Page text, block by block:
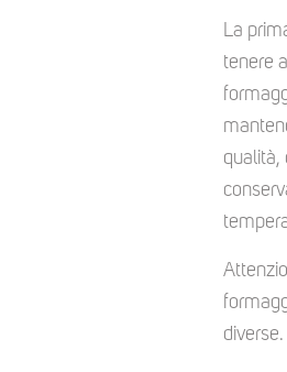
La
tenere
qualità,
diverse.